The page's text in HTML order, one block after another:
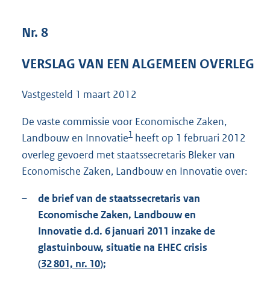
e
9
Nr. 8
VERSLAG VAN EEN ALGEMEEN OVERLEG
Vastgesteld 1 maart 2012
De vaste commissie voor Economische Zaken,
Landbouw en Innovatie1 heeft op 1 februari 2012
overleg gevoerd met staatssecretaris Bleker van
Economische Zaken, Landbouw en Innovatie over:
–
de brief van de staatssecretaris van
Economische Zaken, Landbouw en
Innovatie d.d. 6 januari 2011 inzake de
glastuinbouw, situatie na EHEC crisis
(32 801, nr. 10);